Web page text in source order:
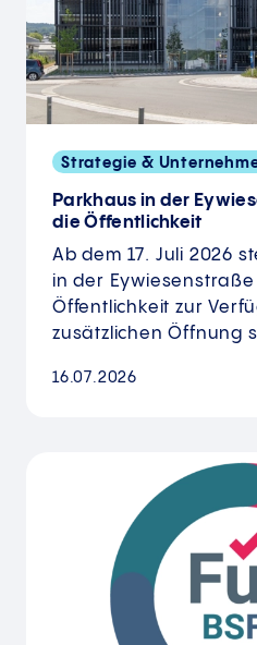
Strategie &
Parkhaus in der
die Öffentlichkeit
Ab dem 17. Juli 2026
in der
Öffentlichkeit zur
zusätzlichen Öffnung
16.07.2026